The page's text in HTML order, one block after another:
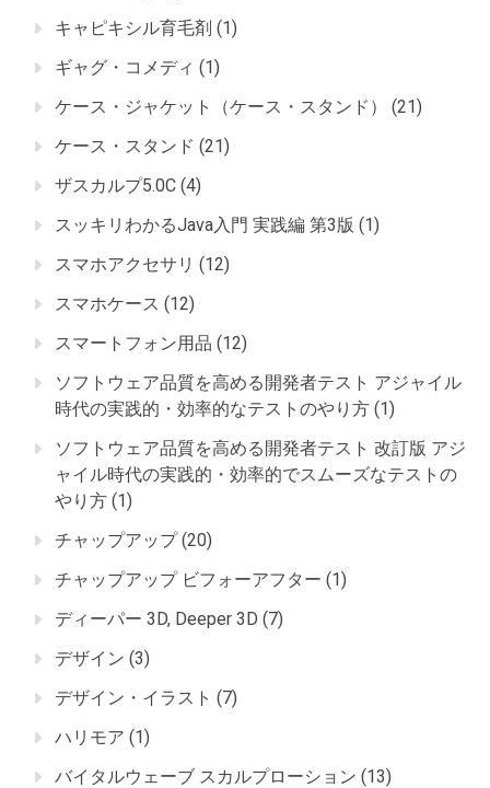
キャピキシル育毛剤 (1)
ギャグ・コメディ (1)
ケース・ジャケット（ケース・スタンド）
(21)
ケース・スタンド (21)
ザスカルプ5.0C (4)
スッキリわかるJava入門 実践編 第3版 (1)
スマホアクセサリ (12)
スマホケース (12)
スマートフォン用品 (12)
ソフトウェア品質を高める開発者テスト アジャイル
時代の実践的・効率的なテストのやり方 (1)
ソフトウェア品質を高める開発者テスト 改訂版 アジ
ャイル時代の実践的・効率的でスムーズなテストの
やり方 (1)
チャップアップ(20)
チャップアップ ビフォーアフター (1)
ディーパー 3D, Deeper 3D (7)
デザイン (3)
デザイン・イラスト (7)
ハリモア (1)
バイタルウェーブ スカルプローション (13)